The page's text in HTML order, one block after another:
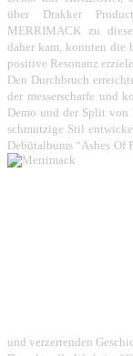
über Drakker
MERRIMACK zu
daher kam, konnten die
positive Resonanz
Den Durchbruch
der messerscharfe und
Demo und der Split von
schmutzige Stil
Debütalbums “Ashes
und verzerrenden